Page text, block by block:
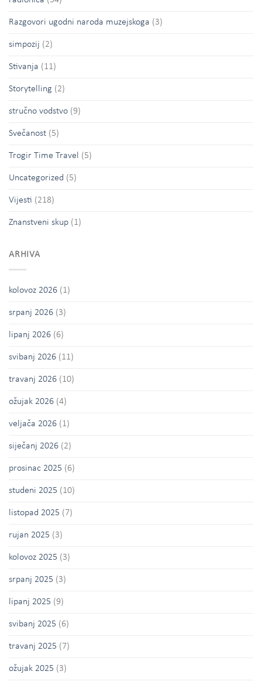
Razgovori ugodni naroda muzejskoga (3)
simpozij (2)
Stivanja (11)
Storytelling (2)
stručno vodstvo (9)
Svečanost (5)
Trogir Time Travel (5)
Uncategorized (5)
Vijesti (218)
Znanstveni skup (1)
ARHIVA
kolovoz 2026 (1)
srpanj 2026 (3)
lipanj 2026 (6)
svibanj 2026 (11)
travanj 2026 (10)
ožujak 2026 (4)
veljača 2026 (1)
siječanj 2026 (2)
prosinac 2025 (6)
studeni 2025 (10)
listopad 2025 (7)
rujan 2025 (3)
kolovoz 2025 (3)
srpanj 2025 (3)
lipanj 2025 (9)
svibanj 2025 (6)
travanj 2025 (7)
ožujak 2025 (3)